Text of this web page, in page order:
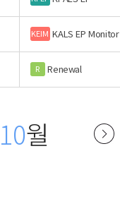
KEIM KALS EP Monitor
R Renewal
10월